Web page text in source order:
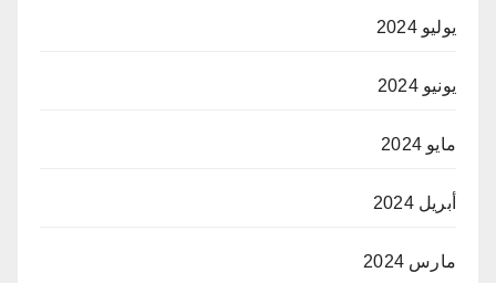
يوليو 2024
يونيو 2024
مايو 2024
أبريل 2024
مارس 2024